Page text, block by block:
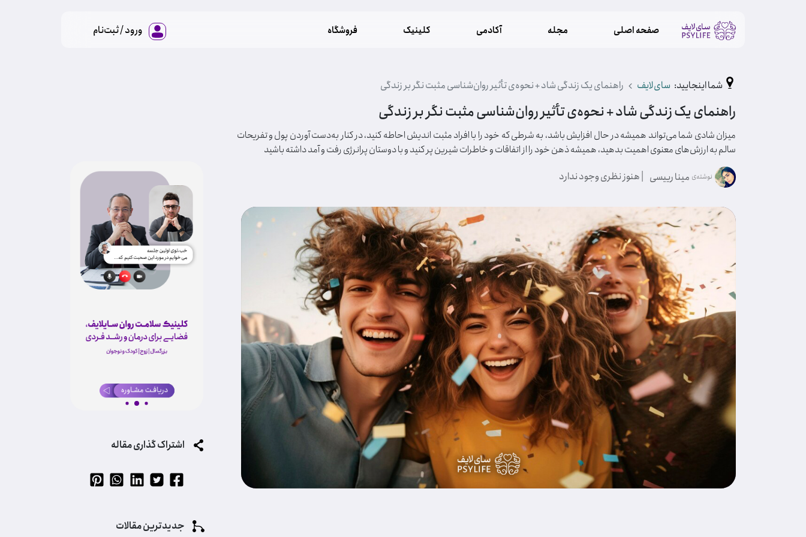
صفحه اصلی مجله آکادمی کلینیک فروشگاه ورود / ثبت‌نام
شما اینجایید: سای‌لایف راهنمای یک زندگی شاد + نحوه‌ی تأثیر روان‌شناسی مثبت نگر بر زندگی
راهنمای یک زندگی شاد + نحوه‌ی تأثیر روان‌شناسی مثبت نگر بر زندگی
میزان شادی شما می‌تواند همیشه در حال افزایش باشد، به شرطی که خود را با افراد مثبت اندیش احاطه کنید، در کنار به‌دست آوردن پول و تفریحات
سالم به ارزش‌های معنوی اهمیت بدهید، همیشه ذهن خود را از اتفاقات و خاطرات شیرین پر کنید و با دوستان پرانرژی رفت و آمد داشته باشید
نوشته‌ی مینا رییسی | هنوز نظری وجود ندارد
اشتراک گذاری مقاله
جدیدترین مقالات